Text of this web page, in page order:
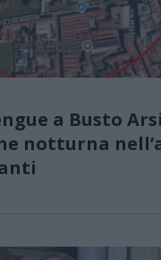
a Busto
notturna